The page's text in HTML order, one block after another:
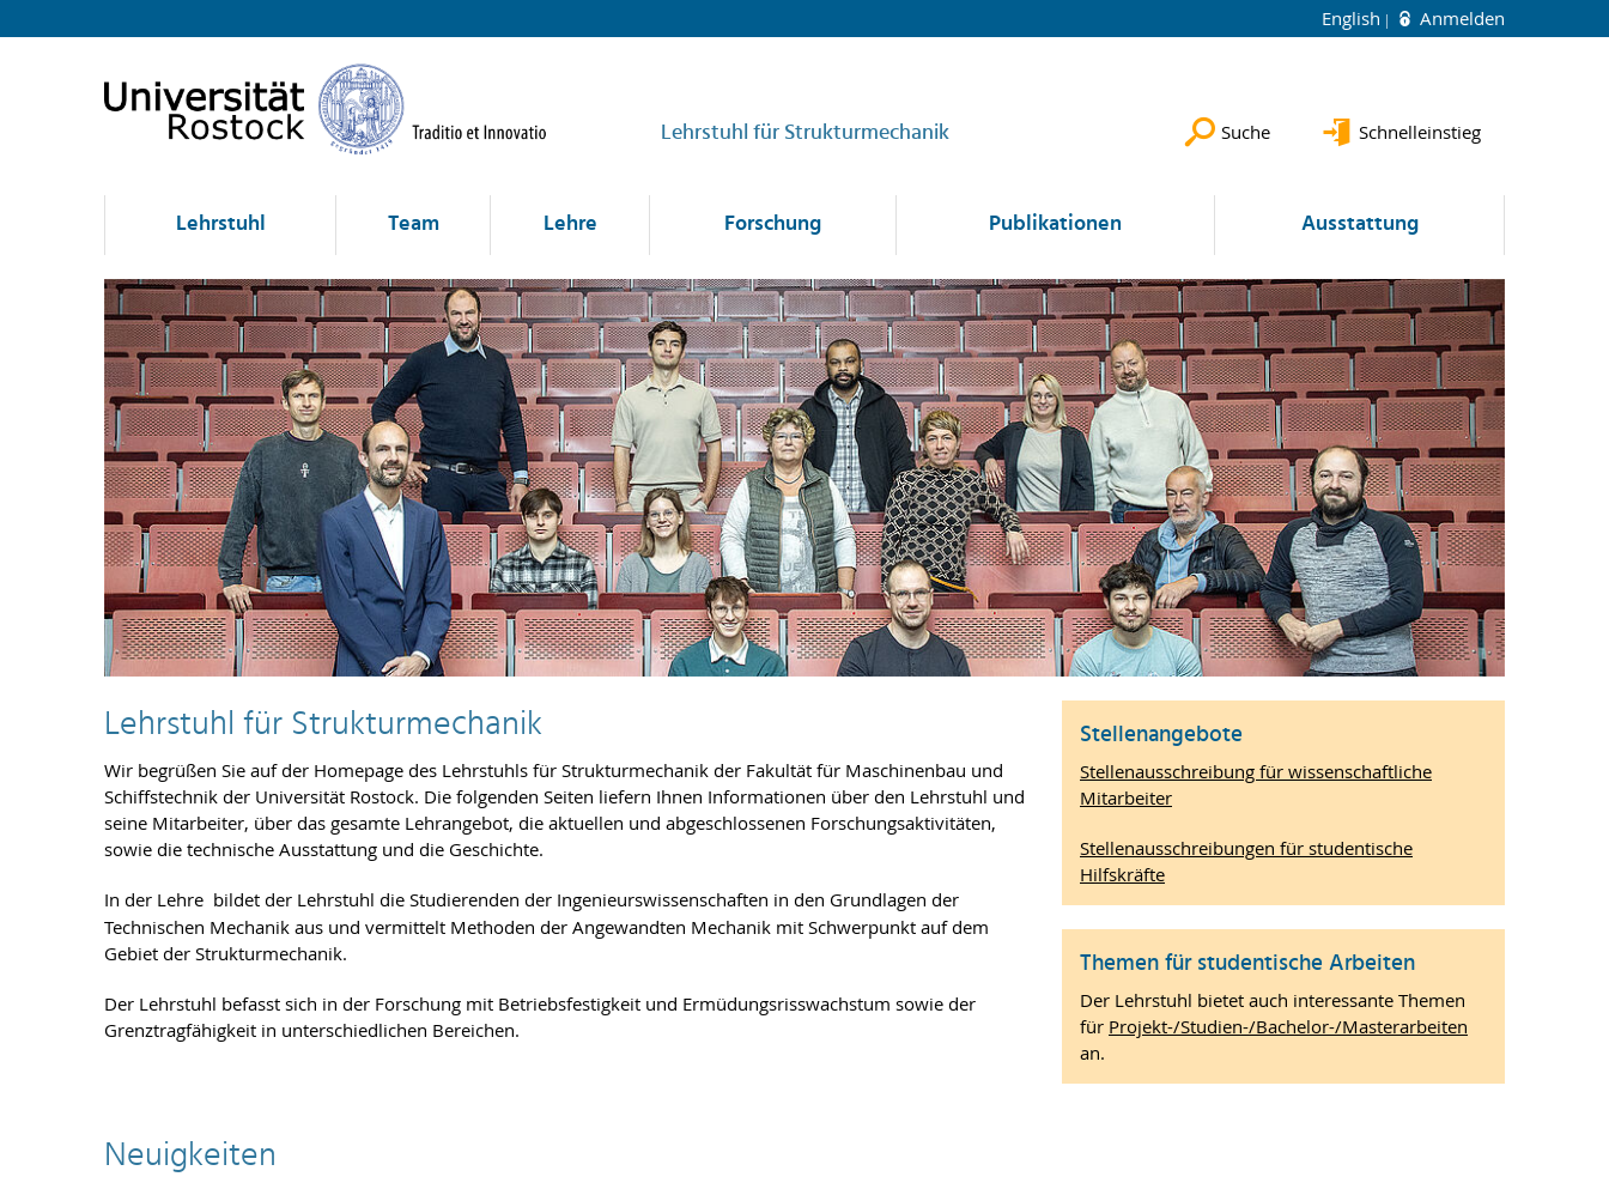
English Anmelden
Lehrstuhl für Strukturmechanik Suche Schnelleinstieg
Lehrstuhl Team Lehre Forschung Publikationen Ausstattung
Lehrstuhl für Strukturmechanik
Wir begrüßen Sie auf der Homepage des Lehrstuhls für Strukturmechanik der Fakultät für Maschinenbau und
Schiffstechnik der Universität Rostock. Die folgenden Seiten liefern Ihnen Informationen über den Lehrstuhl und
seine Mitarbeiter, über das gesamte Lehrangebot, die aktuellen und abgeschlossenen Forschungs­aktivitäten,
sowie die technische Ausstattung und die Geschichte.
In der Lehre bildet der Lehrstuhl die Studierenden der Ingenieurswissenschaften in den Grundlagen der
Technischen Mechanik aus und vermittelt Methoden der Angewandten Mechanik mit Schwerpunkt auf dem
Gebiet der Strukturmechanik.
Der Lehrstuhl befasst sich in der Forschung mit Betriebsfestigkeit und Ermüdungsrisswachstum sowie der
Grenztragfähigkeit in unterschiedlichen Bereichen.
Stellenangebote
Stellenausschreibung für wissenschaftliche
Mitarbeiter
Stellenausschreibungen für studentische
Hilfskräfte
Themen für studentische Arbeiten
Der Lehrstuhl bietet auch interessante Themen
für Projekt-/Studien-/Bachelor-/Masterarbeiten
an.
Neuigkeiten